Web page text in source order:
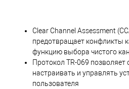
Clear Channel Assessment
предотвращает конфликты
функцию выбора чистого
Протокол TR-069 позволяет
настраивать и управлять
пользователя